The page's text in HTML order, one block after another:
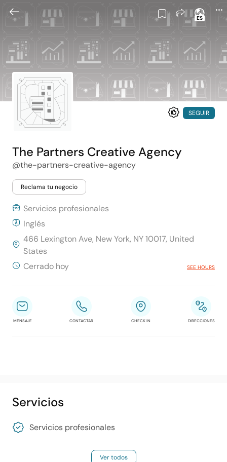
ES
SEGUIR
The Partners Creative Agency
@the-partners-creative-agency
Reclama tu negocio
Servicios profesionales
Inglés
466 Lexington Ave, New York, NY 10017, United
States
Cerrado hoy
SEE HOURS
MENSAJE CONTACTAR CHECK IN DIRECCIONES
Servicios
Servicios profesionales
Ver todos